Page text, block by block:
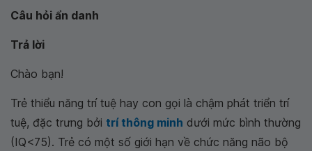
Câu hỏi ẩn danh
Trả lời
Chào bạn!
Trẻ thiểu năng trí tuệ hay con gọi là chậm phát triển trí
tuệ, đặc trưng bởi trí thông minh dưới mức bình thường
(IQ<75). Trẻ có một số giới hạn về chức năng não bộ